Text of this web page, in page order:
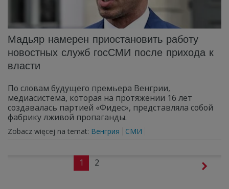
Мадьяр намерен приостановить работу
новостных служб госСМИ после прихода к
власти
По словам будущего премьера Венгрии,
медиасистема, которая на протяжении 16 лет
создавалась партией «Фидес», представляла собой
фабрику лживой пропаганды.
Zobacz więcej na temat: Венгрия СМИ
1 2